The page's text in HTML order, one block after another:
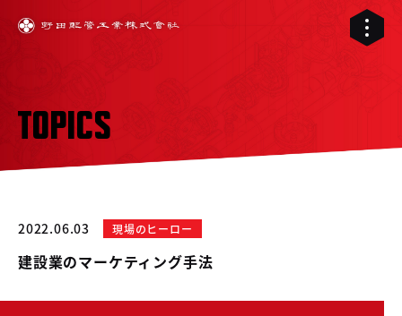
TOPICS
2022.06.03 現場のヒーロー
建設業のマーケティング手法